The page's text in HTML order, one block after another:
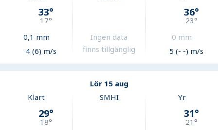
33°
17°
0,1 mm
4 (6) m/s
Ingen data
finns tillgänglig
36°
23°
0 mm
5 (- -) m/s
Lör 15 aug
Klart
29°
18°
SMHI Yr
31°
21°